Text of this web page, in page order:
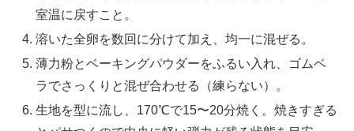
室温に戻すこと。
溶いた全卵を数回に分けて加え、均一に混ぜる。
薄力粉とベーキングパウダーをふるい入れ、ゴムベ
ラでさっくりと混ぜ合わせる（練らない）。
生地を型に流し、170℃で15〜20分焼く。焼きすぎる